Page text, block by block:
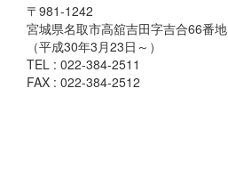
〒981-1242
宮城県名取市高舘吉田字吉合66番地
（平成30年3月23日～）
TEL : 022-384-2511
FAX : 022-384-2512